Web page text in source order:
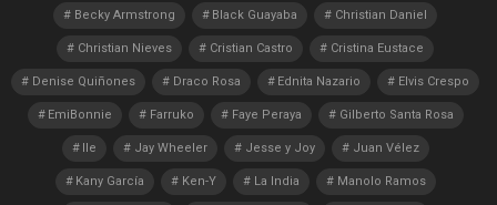
Becky Armstrong Black Guayaba Christian Daniel
Christian Nieves Cristian Castro Cristina Eustace
Denise Quiñones Draco Rosa Ednita Nazario Elvis Crespo
EmiBonnie Farruko Faye Peraya Gilberto Santa Rosa
Ile Jay Wheeler Jesse y Joy Juan Vélez
Kany García Ken-Y La India Manolo Ramos